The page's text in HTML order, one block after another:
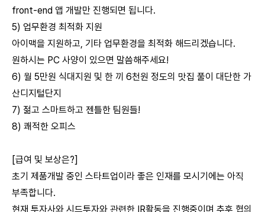
front-end 앱 개발만 진행되면 됩니다.
5) 업무환경 최적화 지원
아이맥을 지원하고, 기타 업무환경을 최적화 해드리겠습니다.
원하시는 PC 사양이 있으면 말씀해주세요!
6) 월 5만원 식대지원 및 한 끼 6천원 정도의 맛집 풀이 대단한 가
산디지털단지
7) 젊고 스마트하고 젠틀한 팀원들!
8) 쾌적한 오피스
[급여 및 보상은?]
초기 제품개발 중인 스타트업이라 좋은 인재를 모시기에는 아직
부족합니다.
현재 투자사와 시드투자와 관련한 IR활동을 진행중이며 추후 협의